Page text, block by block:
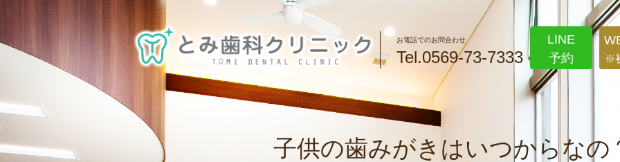
お電話でのお問合わせ
Tel.0569-73-7333
LINE
予約
※
子供の歯みがきはいつからなの